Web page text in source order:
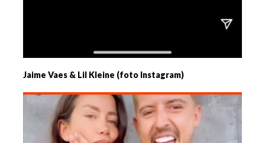
Jaime Vaes & Lil Kleine (foto Instagram)